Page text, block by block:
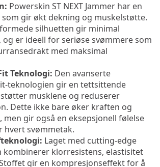
Powerskin ST NEXT Jammer har en
gir økt dekning og muskelstøtte.
silhuetten gir minimal
er ideell for seriøse svømmere som
med maksimal
Teknologi: Den avanserte
teknologien gir en tettsittende
musklene og reduserer
Dette ikke bare øker kraften og
gir også en eksepsjonell følelse
hvert svømmetak.
Laget med cutting-edge
kombinerer klorresistens, elastisitet
gir en kompresjonseffekt for å